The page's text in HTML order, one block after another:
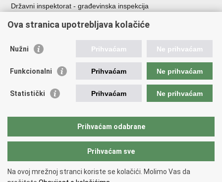
Državni inspektorat - građevinska inspekcija
Vlada Republike Hrvatske
Agencija za pravni promet i posredovanje nekretninama
Fond za zaštitu okoliša i energetsku učinkovitost
Državne nekretnine d.o.o.
Copyright © 2026 Ministarstvo prostornoga uređenja, graditeljstva i
državne imovine.
Ova stranica upotrebljava kolačiće
Nužni Prihvaćam Ne prihvaćam
Funkcionalni Prihvaćam Ne prihvaćam
Statistički Prihvaćam Ne prihvaćam
Prihvaćam odabrane
Prihvaćam sve
Na ovoj mrežnoj stranci koriste se kolačići. Molimo Vas da